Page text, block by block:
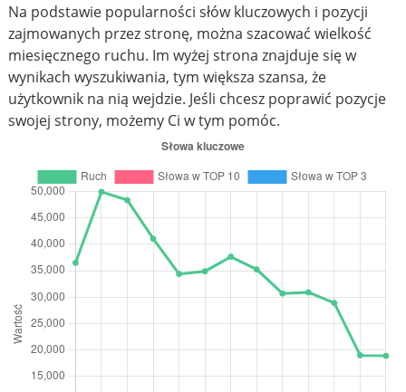
Na podstawie popularności słów kluczowych i pozycji
zajmowanych przez stronę, można szacować wielkość
miesięcznego ruchu. Im wyżej strona znajduje się w
wynikach wyszukiwania, tym większa szansa, że
użytkownik na nią wejdzie. Jeśli chcesz poprawić pozycje
swojej strony, możemy Ci w tym pomóc.